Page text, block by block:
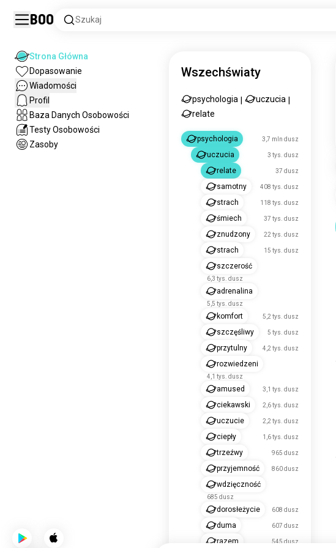
Boo Szukaj
Strona Główna
Dopasowanie
Wiadomości
Profil
Baza Danych Osobowości
Testy Osobowości
Zasoby
Wszechświaty
psychologia uczucia
relate
psychologia 3,7 mln dusz
uczucia 3 tys. dusz
relate 37 dusz
samotny 408 tys. dusz
strach 118 tys. dusz
śmiech 37 tys. dusz
znudzony 22 tys. dusz
strach 15 tys. dusz
szczerość
6,3 tys. dusz
adrenalina
5,5 tys. dusz
komfort 5,2 tys. dusz
szczęśliwy 5 tys. dusz
przytulny 4,2 tys. dusz
rozwiedzeni
4,1 tys. dusz
amused 3,1 tys. dusz
ciekawski 2,6 tys. dusz
uczucie 2,2 tys. dusz
ciepły 1,6 tys. dusz
trzeźwy 965 dusz
przyjemność 860 dusz
wdzięczność
685 dusz
dorosłeżycie 608 dusz
duma 607 dusz
razem 545 dusz